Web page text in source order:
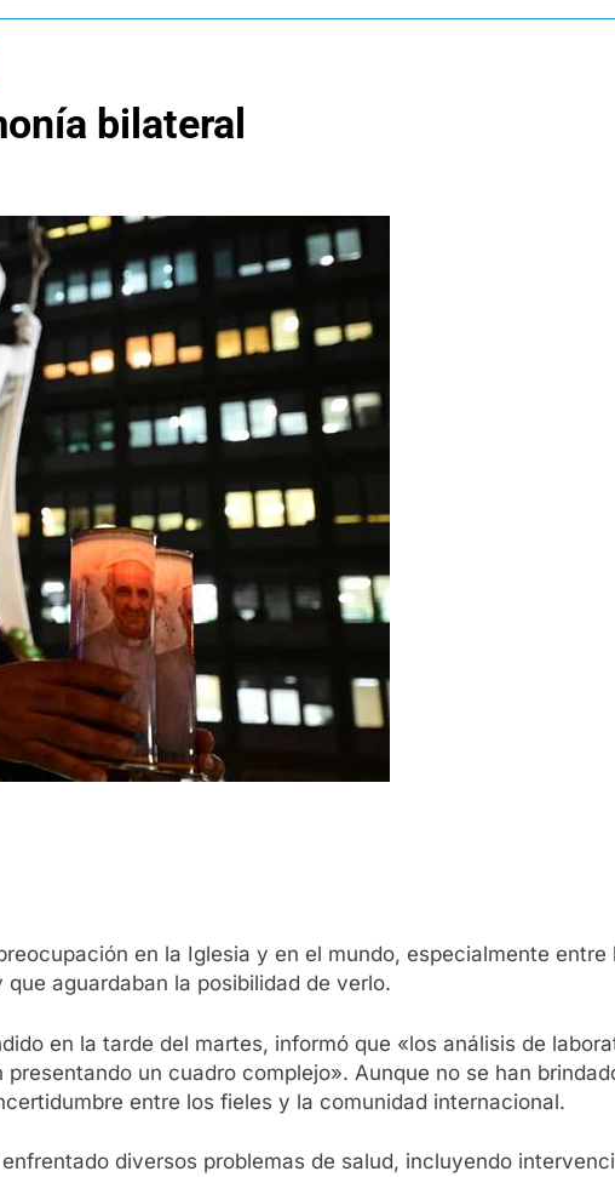
bilateral
en la Iglesia y en el mundo, especialmente
aguardaban la posibilidad de verlo.
en la tarde del martes, informó que «los análisis de
un cuadro complejo». Aunque no se han
entre los fieles y la comunidad internacional.
diversos problemas de salud, incluyendo